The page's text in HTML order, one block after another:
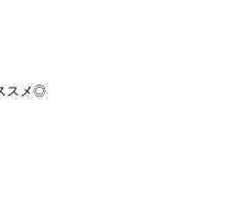
スメ◎